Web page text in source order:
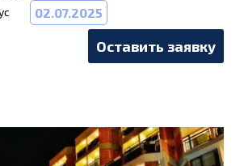
02.07.2025
Оставить заявку